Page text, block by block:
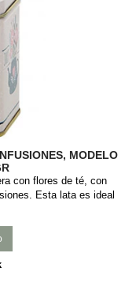
MODELO
con flores de té, con
Esta lata es ideal
a presión y con Medidas: